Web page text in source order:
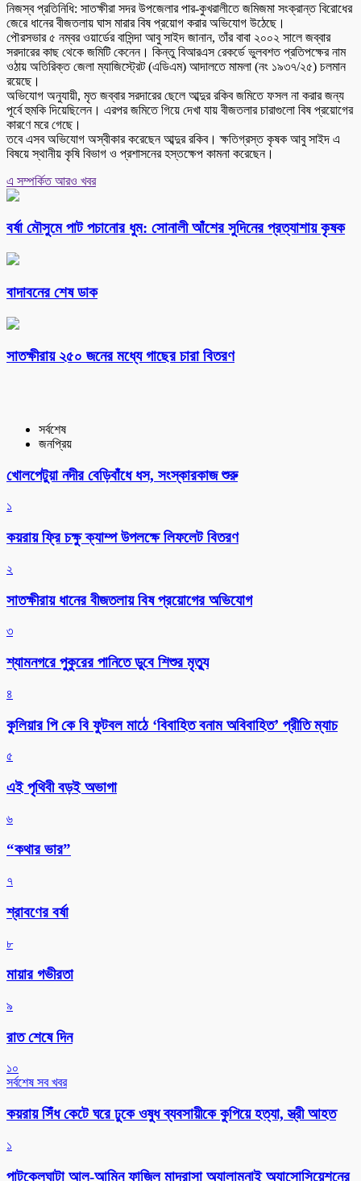
নিজস্ব প্রতিনিধি: সাতক্ষীরা সদর উপজেলার পার-কুখরালীতে জমিজমা সংক্রান্ত বিরোধের
জেরে ধানের বীজতলায় ঘাস মারার বিষ প্রয়োগ করার অভিযোগ উঠেছে।
পৌরসভার ৫ নম্বর ওয়ার্ডের বাসিন্দা আবু সাইদ জানান, তাঁর বাবা ২০০২ সালে জব্বার
সরদারের কাছ থেকে জমিটি কেনেন। কিন্তু বিআরএস রেকর্ডে ভুলবশত প্রতিপক্ষের নাম
ওঠায় অতিরিক্ত জেলা ম্যাজিস্ট্রেট (এডিএম) আদালতে মামলা (নং ১৯৩৭/২৫) চলমান
রয়েছে।
অভিযোগ অনুযায়ী, মৃত জব্বার সরদারের ছেলে আব্দুর রকিব জমিতে ফসল না করার জন্য
পূর্বে হুমকি দিয়েছিলেন। এরপর জমিতে গিয়ে দেখা যায় বীজতলার চারাগুলো বিষ প্রয়োগের
কারণে মরে গেছে।
তবে এসব অভিযোগ অস্বীকার করেছেন আব্দুর রকিব। ক্ষতিগ্রস্ত কৃষক আবু সাইদ এ
বিষয়ে স্থানীয় কৃষি বিভাগ ও প্রশাসনের হস্তক্ষেপ কামনা করেছেন।
এ সম্পর্কিত আরও খবর
বর্ষা মৌসুমে পাট পচানোর ধুম: সোনালী আঁশের সুদিনের প্রত্যাশায় কৃষক
বাদাবনের শেষ ডাক
সাতক্ষীরায় ২৫০ জনের মধ্যে গাছের চারা বিতরণ
সর্বশেষ
জনপ্রিয়
খোলপেটুয়া নদীর বেড়িবাঁধে ধস, সংস্কারকাজ শুরু
১
কয়রায় ফ্রি চক্ষু ক্যাম্প উপলক্ষে লিফলেট বিতরণ
২
সাতক্ষীরায় ধানের বীজতলায় বিষ প্রয়োগের অভিযোগ
৩
শ্যামনগরে পুকুরের পানিতে ডুবে শিশুর মৃত্যু
৪
কুলিয়ার পি কে বি ফুটবল মাঠে ‘বিবাহিত বনাম অবিবাহিত’ প্রীতি ম্যাচ
৫
এই পৃথিবী বড়ই অভাগা
৬
“কথার ভার”
৭
শ্রাবণের বর্ষা
৮
মায়ার গভীরতা
৯
রাত শেষে দিন
১০
সর্বশেষ সব খবর
কয়রায় সিঁধ কেটে ঘরে ঢুকে ওষুধ ব্যবসায়ীকে কুপিয়ে হত্যা, স্ত্রী আহত
১
পাটকেলঘাটা আল-আমিন ফাজিল মাদ্রাসা অ্যালামনাই অ্যাসোসিয়েশনের